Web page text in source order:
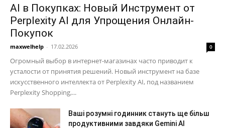
AI в Покупках: Новый Инструмент от
Perplexity AI для Упрощения Онлайн-
Покупок
maxwelhelp - 17.02.2026 0
Огромный выбор в интернет-магазинах часто приводит к
усталости от принятия решений. Новый инструмент на базе
искусственного интеллекта от Perplexity AI, под названием
Perplexity Shopping,...
Ваші розумні годинник стануть ще більш
продуктивними завдяки Gemini AI